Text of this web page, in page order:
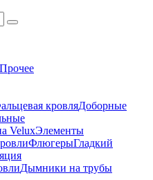
Прочее
кровляДоборные
VeluxЭлементы
ФлюгерыГладкий
Дымники на трубы